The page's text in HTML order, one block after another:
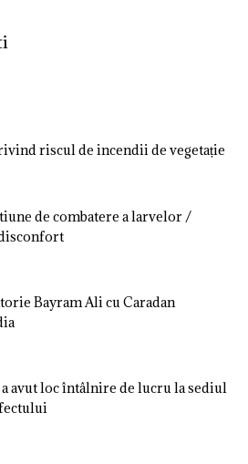
riscul de incendii de vegetație
de combatere a larvelor /
Bayram Ali cu Caradan
avut loc întâlnire de lucru la sediul